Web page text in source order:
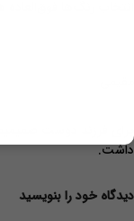
انتخاب رنگ‌ها
داشت.
دیدگاه خود را بنویسید